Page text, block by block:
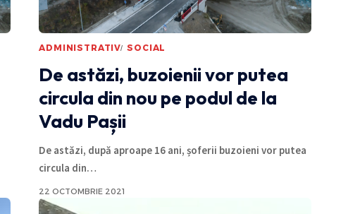
ADMINISTRATIV SOCIAL
De astăzi, buzoienii vor putea
circula din nou pe podul de la
Vadu Pașii
De astăzi, după aproape 16 ani, șoferii buzoieni vor putea
circula din…
22 OCTOMBRIE 2021